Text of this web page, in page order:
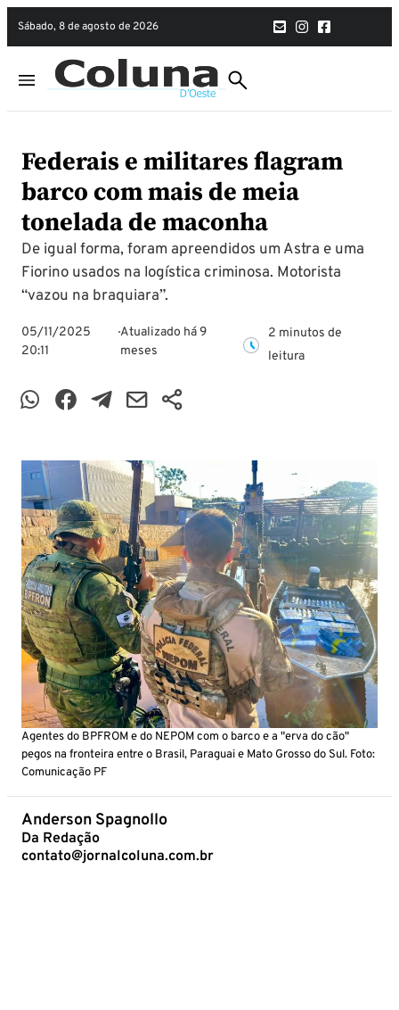
sábado, 8 de agosto de 2026
Federais e militares flagram
barco com mais de meia
tonelada de maconha
De igual forma, foram apreendidos um Astra e uma
Fiorino usados na logística criminosa. Motorista
“vazou na braquiara”.
05/11/2025
20:11
Atualizado há 9
meses
2 minutos de
leitura
Agentes do BPFROM e do NEPOM com o barco e a "erva do cão"
pegos na fronteira entre o Brasil, Paraguai e Mato Grosso do Sul. Foto:
Comunicação PF
Anderson Spagnollo
Da Redação
contato@jornalcoluna.com.br